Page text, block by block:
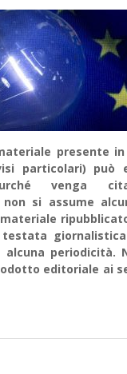
materiale presente
particolari) può
venga
non si assume
alcuna periodicità.
editoriale ai